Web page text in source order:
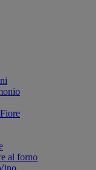
al forno